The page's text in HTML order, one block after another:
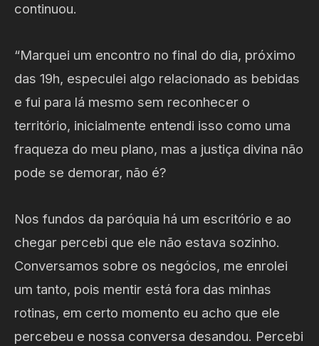
continuou.
“Marquei um encontro no final do dia, próximo
das 19h, especulei algo relacionado as bebidas
e fui para lá mesmo sem reconhecer o
território, inicialmente entendi isso como uma
fraqueza do meu plano, mas a justiça divina não
pode se demorar, não é?
Nos fundos da paróquia há um escritório e ao
chegar percebi que ele não estava sozinho.
Conversamos sobre os negócios, me enrolei
um tanto, pois mentir está fora das minhas
rotinas, em certo momento eu acho que ele
percebeu e nossa conversa desandou. Percebi